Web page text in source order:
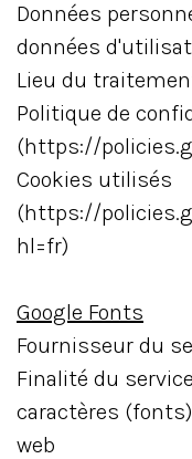
Données
données
Lieu du
Politique de
(https://
Cookies utilisés
(https://
hl=fr)
Google Fonts
Fournisseur du
Finalité du
caractères
web